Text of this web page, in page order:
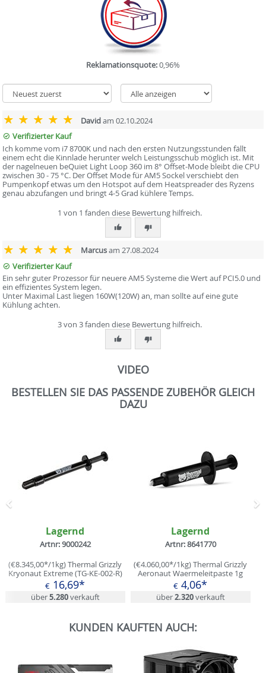
Reklamationsquote:0,96%
Davidam 02.10.2024
Verifizierter Kauf
Ich komme vom i7 8700K und nach den ersten Nutzungsstunden fällt
einem echt die Kinnlade herunter welch Leistungsschub möglich ist. Mit
der nagelneuen beQuiet Light Loop 360 im 8° Offset-Mode bleibt die CPU
zwischen 30 - 75 °C. Der Offset Mode für AM5 Sockel verschiebt den
Pumpenkopf etwas um den Hotspot auf dem Heatspreader des Ryzens
genau abzufangen und bringt 4-5 Grad kühlere Temps.
1 von 1 fanden diese Bewertung hilfreich.
Marcusam 27.08.2024
Verifizierter Kauf
Ein sehr guter Prozessor für neuere AM5 Systeme die Wert auf PCI5.0 und
ein effizientes System legen.
Unter Maximal Last liegen 160W(120W) an, man sollte auf eine gute
Kühlung achten.
3 von 3 fanden diese Bewertung hilfreich.
VIDEO
BESTELLEN SIE DAS PASSENDE ZUBEHÖR GLEICH
DAZU
Lagernd
Artnr: 9000242
(€8.345,00*/1kg) Thermal Grizzly
Kryonaut Extreme (TG-KE-002-R)
Waermeleitpaste 2g
€ 16,69*
über5.280verkauft
Lagernd
Artnr: 8641770
(€4.060,00*/1kg) Thermal Grizzly
Aeronaut Waermeleitpaste 1g
€ 4,06*
über2.320verkauft
Zurück
KUNDEN KAUFTEN AUCH: